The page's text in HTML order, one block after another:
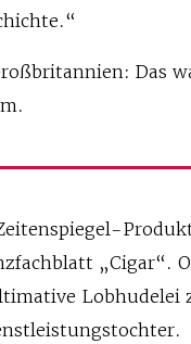
Das
„Cigar“.
Lobhudelei